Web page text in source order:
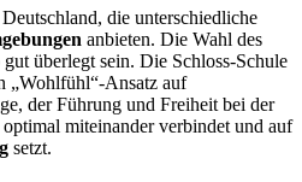
die unterschiedliche
anbieten. Die Wahl des
überlegt sein. Die Schloss-Schule
„Wohlfühl“-Ansatz auf
der Führung und Freiheit bei der
optimal miteinander verbindet und auf
setzt.